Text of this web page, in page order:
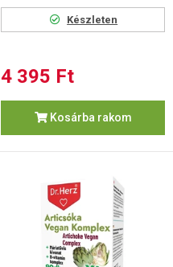
Készleten
4 395 Ft
Kosárba rakom